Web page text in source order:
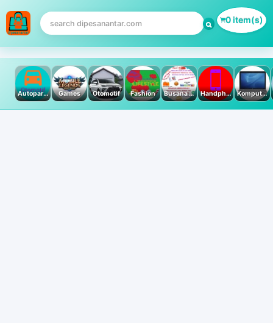
0 item(s)
Autoparts Games Otomotif Fashion Busana Muslim Handphone & Tablet Komputer PC & Laptop